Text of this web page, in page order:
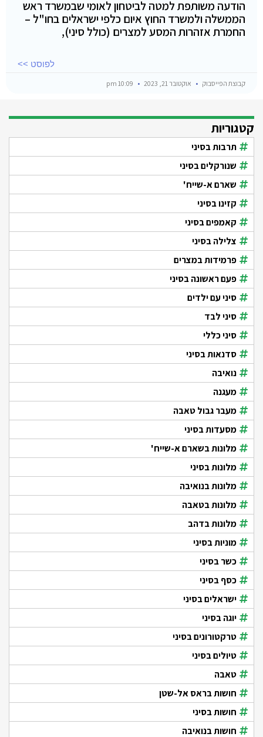
הודעה משותפת למטה לביטחון לאומי שבמשרד ראש
הממשלה ולמשרד החוץ איום כלפי ישראלים בחו"ל –
החמרת אזהרות המסע למצרים (כולל סיני),
לפוסט >>
קבוצת הפייסבוק אוקטובר 21, 2023
קטגוריות
תרבות בסיני
שנורקלים בסיני
שארם א-שייח'
קזינו בסיני
קאמפים בסיני
צלילה בסיני
פרמידות במצרים
פעם ראשונה בסיני
סיני עם ילדים
סיני לבד
סיני כללי
סדנאות בסיני
נואיבה
מעגנה
מעבר גבול טאבה
מסעדות בסיני
מלונות בשארם א-שייח'
מלונות בסיני
מלונות בנואיבה
מלונות בטאבה
מלונות בדהב
מוניות בסיני
כשר בסיני
כסף בסיני
ישראלים בסיני
יוגה בסיני
טרקטורונים בסיני
טיולים בסיני
טאבה
חושות בראס אל-שטן
חושות בסיני
חושות בנואיבה